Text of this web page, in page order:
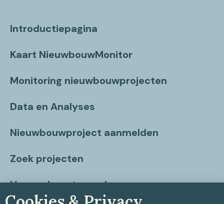
Introductiepagina
Kaart NieuwbouwMonitor
Monitoring nieuwbouwprojecten
Data en Analyses
Nieuwbouwproject aanmelden
Zoek projecten
Vragen beantwoord